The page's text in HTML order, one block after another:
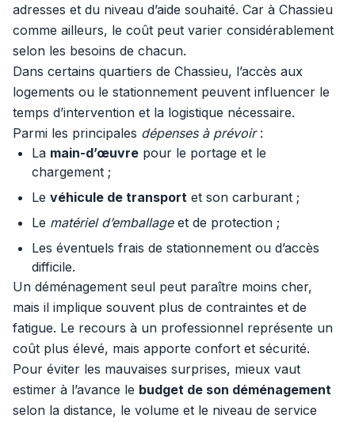
adresses et du niveau d’aide souhaité. Car à Chassieu
comme ailleurs, le coût peut varier considérablement
selon les besoins de chacun.
Dans certains quartiers de Chassieu, l’accès aux
logements ou le stationnement peuvent influencer le
temps d’intervention et la logistique nécessaire.
Parmi les principales dépenses à prévoir:
La main-d’œuvre pour le portage et le
chargement ;
Le véhicule de transport et son carburant ;
Le matériel d’emballageet de protection ;
Les éventuels frais de stationnement ou d’accès
difficile.
Un déménagement seul peut paraître moins cher,
mais il implique souvent plus de contraintes et de
fatigue. Le recours à un professionnel représente un
coût plus élevé, mais apporte confort et sécurité.
Pour éviter les mauvaises surprises, mieux vaut
estimer à l’avance le budget de son déménagement
selon la distance, le volume et le niveau de service